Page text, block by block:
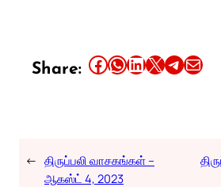
Share: Share this article on Facebook Share this article on WhatsApp Share this article on LinkedIn Share this article on X Share this article on TelegramEmail this Article
← திருப்பலி வாசகங்கள் –
ஆகஸ்ட் 4, 2023